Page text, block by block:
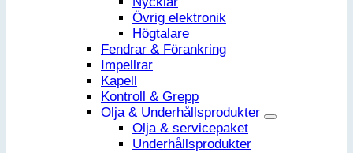
Övrig elektronik
Högtalare
Fendrar & Förankring
Impellrar
Kapell
Kontroll & Grepp
Olja & Underhållsprodukter
Olja & servicepaket
Underhållsprodukter